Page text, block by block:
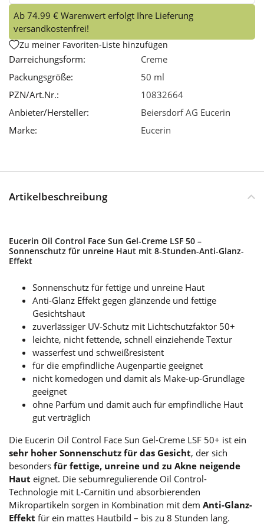
Ab 74.99 € Warenwert erfolgt Ihre Lieferung
versandkostenfrei!
Zu meiner Favoriten-Liste hinzufügen
Darreichungsform:
Creme
Packungsgröße:
50 ml
PZN/Art.Nr.:
10832664
Anbieter/Hersteller:
Beiersdorf AG Eucerin
Marke:
Eucerin
Artikelbeschreibung
Eucerin Oil Control Face Sun Gel-Creme LSF 50 –
Sonnenschutz für unreine Haut mit 8-Stunden-Anti-Glanz-
Effekt
Sonnenschutz für fettige und unreine Haut
Anti-Glanz Effekt gegen glänzende und fettige
Gesichtshaut
zuverlässiger UV-Schutz mit Lichtschutzfaktor 50+
leichte, nicht fettende, schnell einziehende Textur
wasserfest und schweißresistent
für die empfindliche Augenpartie geeignet
nicht komedogen und damit als Make-up-Grundlage
geeignet
ohne Parfüm und damit auch für empfindliche Haut
gut verträglich
Die Eucerin Oil Control Face Sun Gel-Creme LSF 50+ ist ein
sehr hoher Sonnenschutz für das Gesicht, der sich
besonders für fettige, unreine und zu Akne neigende
Haut eignet. Die sebumregulierende Oil Control-
Technologie mit L-Carnitin und absorbierenden
Mikropartikeln sorgen in Kombination mit dem Anti-Glanz-
Effekt für ein mattes Hautbild – bis zu 8 Stunden lang.